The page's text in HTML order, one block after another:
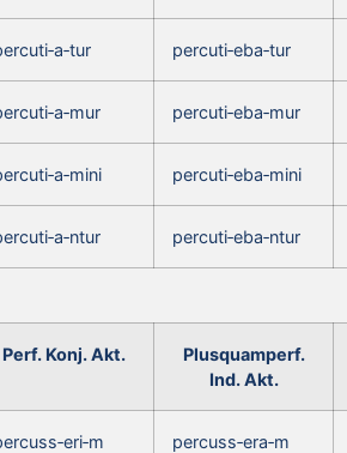
percuti‑eba‑tur
percuti‑eba‑mur
percuti‑eba‑mini
percuti‑eba‑ntur
Perf. Konj. Akt.
Plusquamperf.
Ind. Akt.
percuss‑era‑m